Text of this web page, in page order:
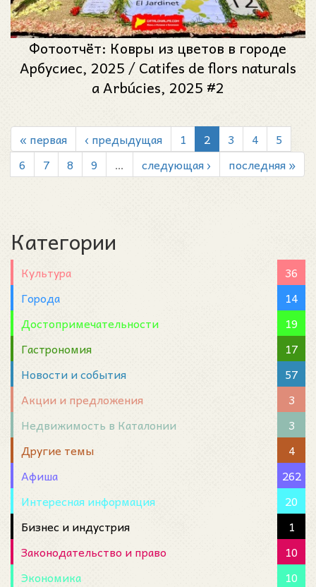
Фотоотчёт: Ковры из цветов в городе
Арбусиес, 2025 / Catifes de flors naturals
a Arbúcies, 2025 #2
« первая ‹ предыдущая 1 2 3 4
5
6
7 8 9 … следующая › последняя »
Категории
Культура
36
Города
14
Достопримечательности
19
Гастрономия
17
Новости и события
57
Акции и предложения
3
Недвижимость в Каталонии
3
Другие темы
4
Афиша
262
Интересная информация
20
Бизнес и индустрия
1
Законодательство и право
10
Экономика
10